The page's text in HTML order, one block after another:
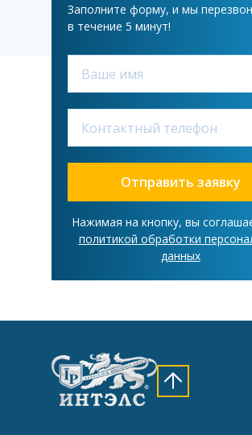
Заполните форму, и мы
в течение 5 минут!
Отправить заявку
Нажимая на кнопку, вы
политикой обработки
данных